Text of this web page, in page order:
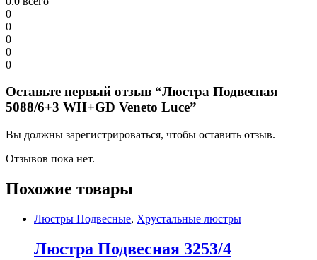
0
0
0
0
0
Оставьте первый отзыв “Люстра Подвесная
5088/6+3 WH+GD Veneto Luce”
Вы должны зарегистрироваться, чтобы оставить отзыв.
Отзывов пока нет.
Похожие товары
Люстры Подвесные, Хрустальные люстры
Люстра Подвесная 3253/4